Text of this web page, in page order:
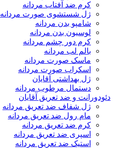
کرم ضد آفتاب مردانه
ژل شستشوی صورت مردانه
شامپو بدن مردانه
لوسیون بدن مردانه
کرم دور چشم مردانه
بالم لب مردانه
ماسک صورت مردانه
اسکراب صورت مردانه
ژل بهداشتی آقایان
دستمال مرطوب مردانه
دئودورانت و ضد تعریق آقایان
ژل شفاف ضد تعریق مردانه
مام رول ضد تعریق مردانه
کرم ضد تعریق مردانه
اسپری ضد تعریق مردانه
استیک ضد تعریق مردانه